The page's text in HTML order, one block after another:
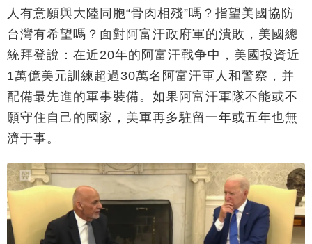
人有意願與大陸同胞“骨肉相殘”嗎？指望美國協防
台灣有希望嗎？面對阿富汗政府軍的潰敗，美國總
統拜登說：在近20年的阿富汗戰争中，美國投資近
1萬億美元訓練超過30萬名阿富汗軍人和警察，并
配備最先進的軍事裝備。如果阿富汗軍隊不能或不
願守住自己的國家，美軍再多駐留一年或五年也無
濟于事。